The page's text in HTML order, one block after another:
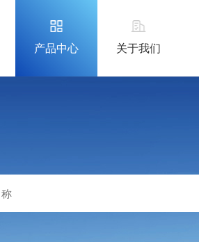
产品中心 关于我们